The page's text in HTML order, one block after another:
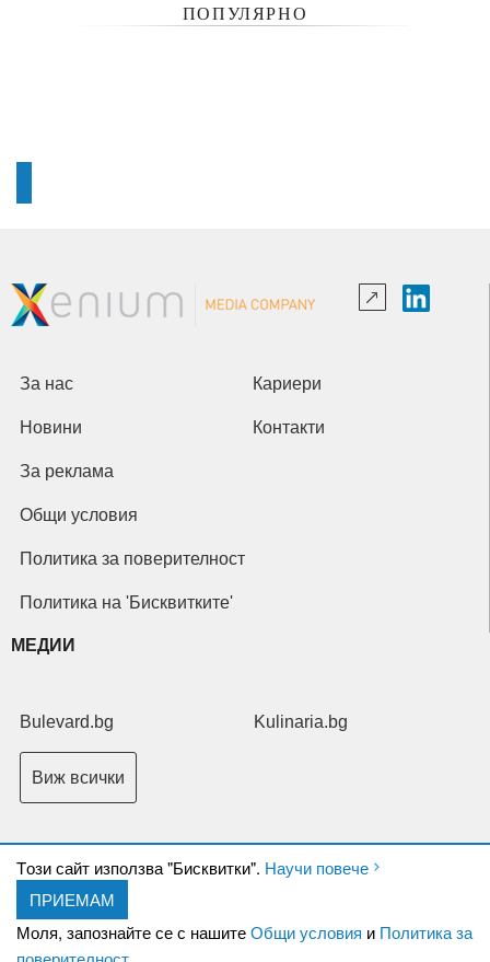
ПОПУЛЯРНО
Tози сайт използва "Бисквитки". Научи повече
ПРИЕМАМ
Моля, запознайте се с нашитеОбщи условия и Политика за
За нас Кариери
Новини Контакти
За реклама
Общи условия
Политика за поверителност
Политика на 'Бисквитките'
МЕДИИ
Bulevard.bg Kulinaria.bg
Виж всички
Copyright © 2026 Ксениум ООД. Всички права запазени.
XeniumCompany.com